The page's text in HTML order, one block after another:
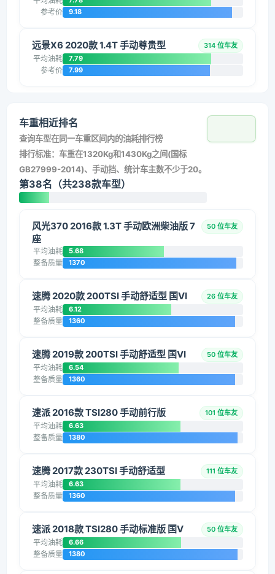
参考价 9.18
远景X6 2020款 1.4T 手动尊贵型 314 位车友
平均油耗 7.79
参考价 7.99
车重相近排名
查询车型在同一车重区间内的油耗排行榜
排行标准：车重在1320Kg和1430Kg之间(国标
GB27999-2014)、手动挡、统计车主数不少于20。
第38名（共238款车型）
风光370 2016款 1.3T 手动欧洲柴油版 7
座
50 位车友
平均油耗 5.68
整备质量 1370
速腾 2020款 200TSI 手动舒适型 国VI 26 位车友
平均油耗 6.12
整备质量 1360
速腾 2019款 200TSI 手动舒适型 国VI 50 位车友
平均油耗 6.54
整备质量 1360
速派 2016款 TSI280 手动前行版 101 位车友
平均油耗 6.63
整备质量 1380
速腾 2017款 230TSI 手动舒适型 111 位车友
平均油耗 6.63
整备质量 1360
速派 2018款 TSI280 手动标准版 国V 50 位车友
平均油耗 6.66
整备质量 1380